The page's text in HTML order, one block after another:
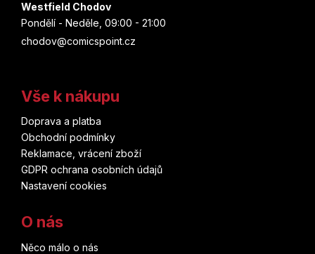
Westfield Chodov
Pondělí - Neděle, 09:00 - 21:00
chodov@comicspoint.cz
Vše k nákupu
Doprava a platba
Obchodní podmínky
Reklamace, vrácení zboží
GDPR ochrana osobních údajů
Nastavení cookies
O nás
Něco málo o nás